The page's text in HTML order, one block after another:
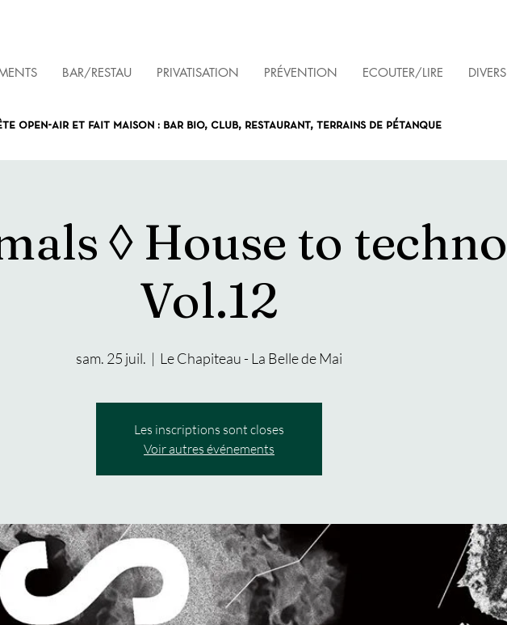
open-air et fait maison : bar bio, club, restaurant, terrains de pétanque
BAR/RESTAU PRIVATISATION PRÉVENTION ECOUTER/LIRE DIVERS
◊ House to techno
Vol.12
sam. 25 juil.
  |
Le Chapiteau - La Belle de Mai
Les inscriptions sont closes
Voir autres événements